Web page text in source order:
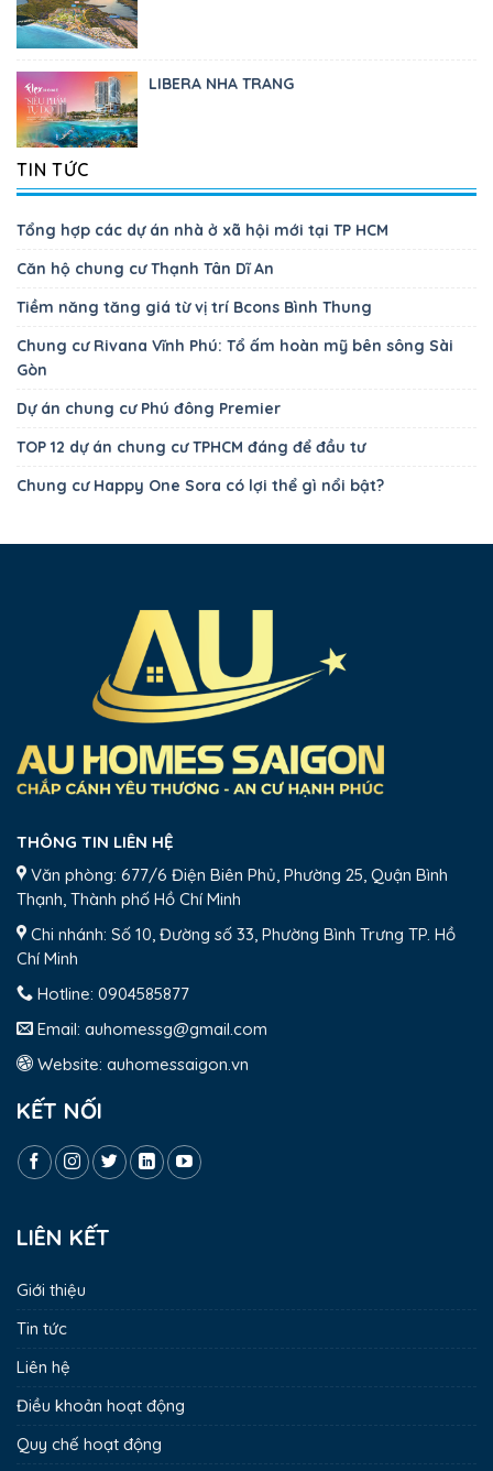
LIBERA NHA TRANG
TIN TỨC
Tổng hợp các dự án nhà ở xã hội mới tại TP HCM
Căn hộ chung cư Thạnh Tân Dĩ An
Tiềm năng tăng giá từ vị trí Bcons Bình Thung
Chung cư Rivana Vĩnh Phú: Tổ ấm hoàn mỹ bên sông Sài
Gòn
Dự án chung cư Phú đông Premier
TOP 12 dự án chung cư TPHCM đáng để đầu tư
Chung cư Happy One Sora có lợi thể gì nổi bật?
THÔNG TIN LIÊN HỆ
Văn phòng: 677/6 Điện Biên Phủ, Phường 25, Quận Bình
Thạnh, Thành phố Hồ Chí Minh
Chi nhánh: Số 10, Đường số 33, Phường Bình Trưng TP. Hồ
Chí Minh
Hotline: 0904585877
Email: auhomessg@gmail.com
Website: auhomessaigon.vn
KẾT NỐI
LIÊN KẾT
Giới thiệu
Tin tức
Liên hệ
Điều khoản hoạt động
Quy chế hoạt động